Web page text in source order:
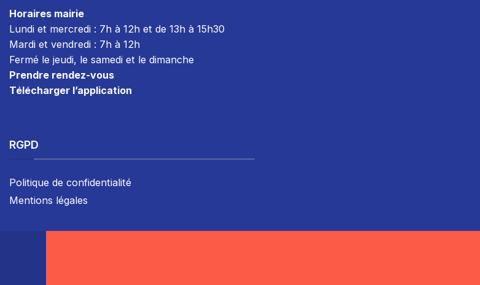
Horaires mairie
Lundi et mercredi : 7h à 12h et de 13h à 15h30
Mardi et vendredi : 7h à 12h
Fermé le jeudi, le samedi et le dimanche
Prendre rendez-vous
Télécharger l’application
RGPD
Politique de confidentialité
Mentions légales